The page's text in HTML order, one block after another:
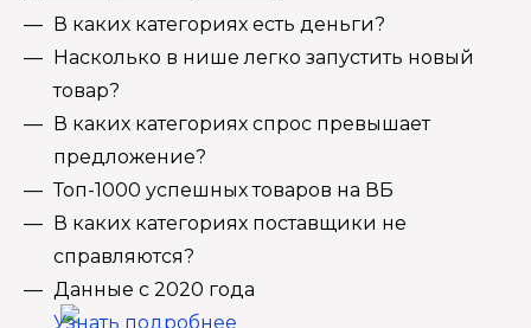
В каких категориях есть деньги?
Насколько в нише легко запустить новый
товар?
В каких категориях спрос превышает
предложение?
Топ-1000 успешных товаров на ВБ
В каких категориях поставщики не
справляются?
Данные с 2020 года
Узнать подробнее